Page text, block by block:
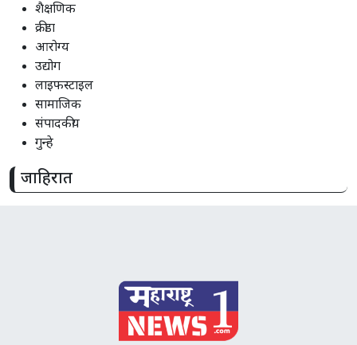
शैक्षणिक
क्रीडा
आरोग्य
उद्योग
लाइफस्टाइल
सामाजिक
संपादकीय
गुन्हे
जाहिरात